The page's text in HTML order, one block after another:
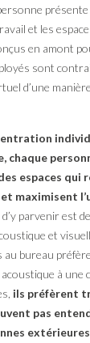
et les
en amont
sont
d’une
chaque
espaces qui
maximisent
d’y parvenir est
et
au bureau
à une
ils préfèrent
pas
extérieures